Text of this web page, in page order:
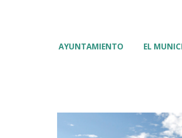
AYUNTAMIENTO EL